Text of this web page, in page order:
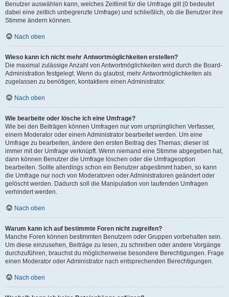
Benutzer auswählen kann, welches Zeitlimit für die Umfrage gilt (0 bedeutet
dabei eine zeitlich unbegrenzte Umfrage) und schließlich, ob die Benutzer ihre
Stimme ändern können.
Nach oben
Wieso kann ich nicht mehr Antwortmöglichkeiten erstellen?
Die maximal zulässige Anzahl von Antwortmöglichkeiten wird durch die Board-
Administration festgelegt. Wenn du glaubst, mehr Antwortmöglichkeiten als
zugelassen zu benötigen, kontaktiere einen Administrator.
Nach oben
Wie bearbeite oder lösche ich eine Umfrage?
Wie bei den Beiträgen können Umfragen nur vom ursprünglichen Verfasser,
einem Moderator oder einem Administrator bearbeitet werden. Um eine
Umfrage zu bearbeiten, ändere den ersten Beitrag des Themas; dieser ist
immer mit der Umfrage verknüpft. Wenn niemand eine Stimme abgegeben hat,
dann können Benutzer die Umfrage löschen oder die Umfrageoption
bearbeiten. Sollte allerdings schon ein Benutzer abgestimmt haben, so kann
die Umfrage nur noch von Moderatoren oder Administratoren geändert oder
gelöscht werden. Dadurch soll die Manipulation von laufenden Umfragen
verhindert werden.
Nach oben
Warum kann ich auf bestimmte Foren nicht zugreifen?
Manche Foren können bestimmten Benutzern oder Gruppen vorbehalten sein.
Um diese einzusehen, Beiträge zu lesen, zu schreiben oder andere Vorgänge
durchzuführen, brauchst du möglicherweise besondere Berechtigungen. Frage
einen Moderator oder Administrator nach entsprechenden Berechtigungen.
Nach oben